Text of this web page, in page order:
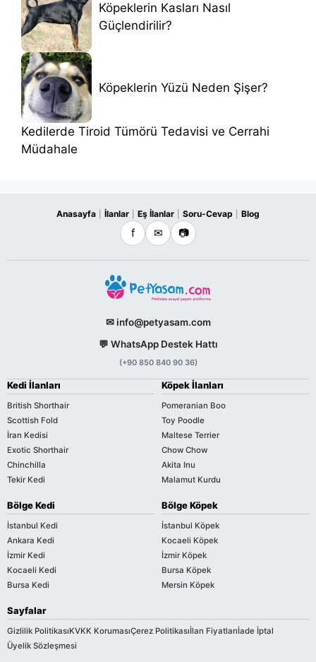
Köpeklerin Kasları Nasıl
Güçlendirilir?
Köpeklerin Yüzü Neden Şişer?
Kedilerde Tiroid Tümörü Tedavisi ve Cerrahi
Müdahale
Anasayfa İlanlar Eş İlanlar Soru-Cevap Blog
f ✉ 📷
✉ info@petyasam.com
💬 WhatsApp Destek Hattı
(+90 850 840 90 36)
Kedi İlanları
British Shorthair
Scottish Fold
İran Kedisi
Exotic Shorthair
Chinchilla
Tekir Kedi
Köpek İlanları
Pomeranian Boo
Toy Poodle
Maltese Terrier
Chow Chow
Akita Inu
Malamut Kurdu
Bölge Kedi
İstanbul Kedi
Ankara Kedi
İzmir Kedi
Kocaeli Kedi
Bursa Kedi
Bölge Köpek
İstanbul Köpek
Kocaeli Köpek
İzmir Köpek
Bursa Köpek
Mersin Köpek
Sayfalar
Gizlilik PolitikasıKVKK KorumasıÇerez Politikasıİlan Fiyatlarıİade İptal
Üyelik Sözleşmesi